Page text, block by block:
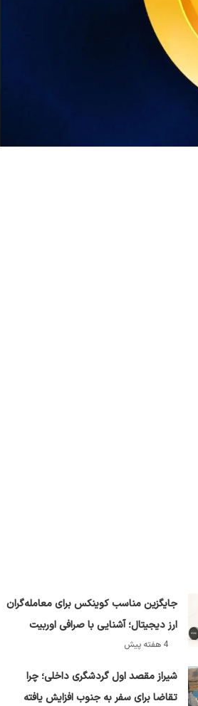
جایگزین مناسب کوینکس برای معامله‌گران
ارز دیجیتال؛ آشنایی با صرافی اوربیت
4 هفته پیش
شیراز مقصد اول گردشگری داخلی؛ چرا
تقاضا برای سفر به جنوب افزایش یافته